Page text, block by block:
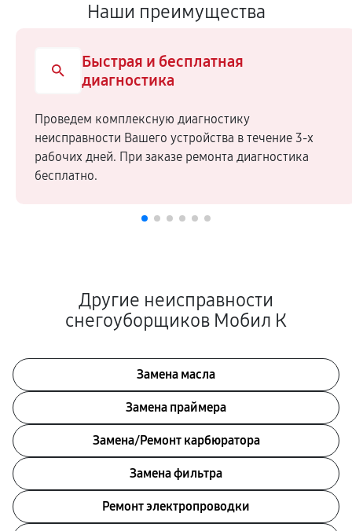
Наши преимущества
Быстрая и бесплатная
диагностика
Проведем комплексную диагностику
неисправности Вашего устройства в течение 3-х
рабочих дней. При заказе ремонта диагностика
бесплатно.
Другие неисправности
снегоуборщиков Мобил К
Замена масла
Замена праймера
Замена/Pемонт карбюратора
Замена фильтра
Ремонт электропроводки